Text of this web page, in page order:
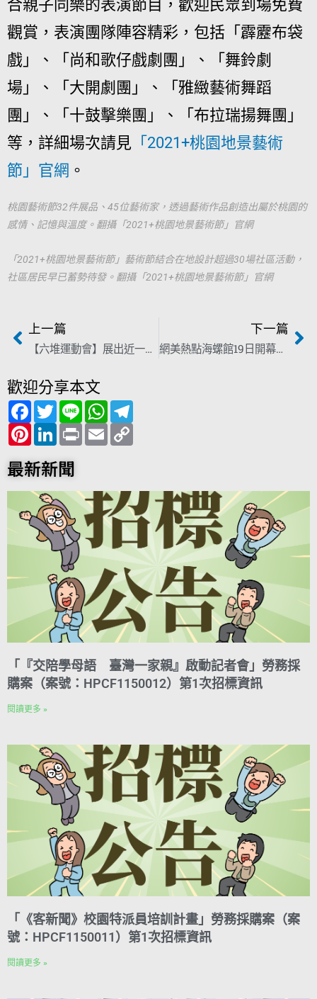
合親子同樂的表演節目，歡迎民眾到場免費
觀賞，表演團隊陣容精彩，包括「霹靂布袋
戲」、「尚和歌仔戲劇團」、「舞鈴劇
場」、「大開劇團」、「雅緻藝術舞蹈
團」、「十鼓擊樂團」、「布拉瑞揚舞團」
等，詳細場次請見 「2021+桃園地景藝術
節」官網 。
桃園藝術節32件展品、45位藝術家，透過藝術作品創造出屬於桃園的
感情、記憶與溫度。翻攝「2021+桃園地景藝術節」官網
「2021+桃園地景藝術節」藝術節結合在地設計超過30場社區活動，
社區居民早已蓄勢待發。翻攝「2021+桃園地景藝術節」官網
上一篇
【六堆運動會】展出近一甲子珍貴影像文物 首次曝光「總錦標金盃」
下一篇
網美熱點海螺館19日開幕 絕美空拍帶你搶先看
歡迎分享本文
F
a
c
e
b
o
o
T
w
i
t
t
e
r
L
i
n
e
W
h
a
t
s
P
i
n
t
e
e
s
t
L
i
n
k
e
I
n
P
r
i
E
m
a
n
k
最新新聞
「『交陪學母語 臺灣一家親』啟動記者會」勞務採
購案（案號：HPCF1150012）第1次招標資訊
閱讀更多 »
「《客新聞》校園特派員培訓計畫」勞務採購案（案
號：HPCF1150011）第1次招標資訊
閱讀更多 »